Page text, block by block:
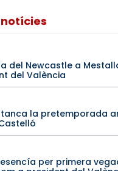
del Newcastle a
del València
tanca la pretemporada
per primera